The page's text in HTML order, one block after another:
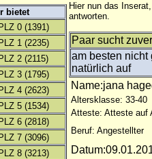
bietet
0 (1391)
1 (2235)
2 (2115)
3 (1795)
4 (2623)
5 (1534)
6 (2818)
7 (3096)
8 (3213)
Hier nun das
antworten.
Paar sucht
am besten nicht
natürlich auf
Name:jana
Altersklasse: 33-40
Atteste: Atteste auf
Beruf: Angestellter